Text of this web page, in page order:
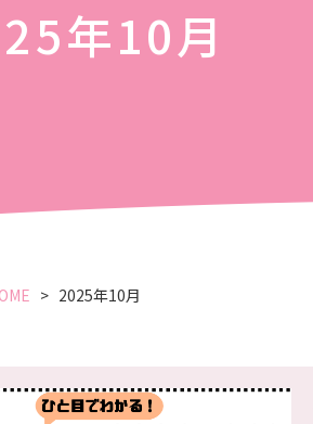
年10月
2025年10月